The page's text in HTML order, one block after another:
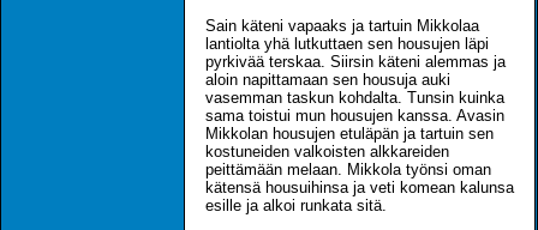
Sain käteni vapaaks ja tartuin Mikkolaa
lantiolta yhä lutkuttaen sen housujen läpi
pyrkivää terskaa. Siirsin käteni alemmas ja
aloin napittamaan sen housuja auki
vasemman taskun kohdalta. Tunsin kuinka
sama toistui mun housujen kanssa. Avasin
Mikkolan housujen etuläpän ja tartuin sen
kostuneiden valkoisten alkkareiden
peittämään melaan. Mikkola työnsi oman
kätensä housuihinsa ja veti komean kalunsa
esille ja alkoi runkata sitä.